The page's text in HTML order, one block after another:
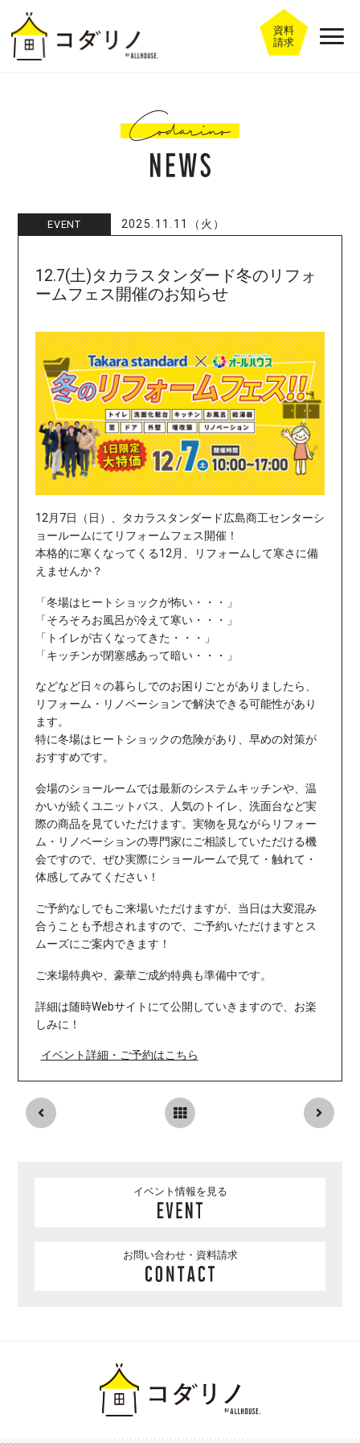
資料
請求
EVENT 2025.11.11（火）
12.7(土)タカラスタンダード冬のリフォ
ームフェス開催のお知らせ
12月7日（日）、タカラスタンダード広島商工センターシ
ョールームにてリフォームフェス開催！
本格的に寒くなってくる12月、リフォームして寒さに備
えませんか？
「冬場はヒートショックが怖い・・・」
「そろそろお風呂が冷えて寒い・・・」
「トイレが古くなってきた・・・」
「キッチンが閉塞感あって暗い・・・」
などなど日々の暮らしでのお困りごとがありましたら、
リフォーム・リノベーションで解決できる可能性があり
ます。
特に冬場はヒートショックの危険があり、早めの対策が
おすすめです。
会場のショールームでは最新のシステムキッチンや、温
かいが続くユニットバス、人気のトイレ、洗面台など実
際の商品を見ていただけます。実物を見ながらリフォー
ム・リノベーションの専門家にご相談していただける機
会ですので、 ぜひ実際にショールームで見て・触れて・
体感してみてください！
ご予約なしでもご来場いただけますが、当日は大変混み
合うことも予想されますので、ご予約いただけますとス
ムーズにご案内できます！
ご来場特典や、豪華ご成約特典も準備中です。
詳細は随時Webサイトにて公開していきますので、お楽
しみに！
イベント詳細・ご予約はこちら
イベント情報を見る
お問い合わせ・資料請求